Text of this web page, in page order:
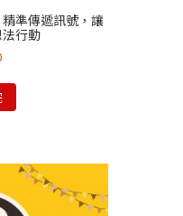
精準傳遞訊號，讓
行動